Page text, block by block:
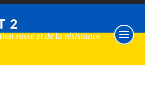
2
russe et de la résistance